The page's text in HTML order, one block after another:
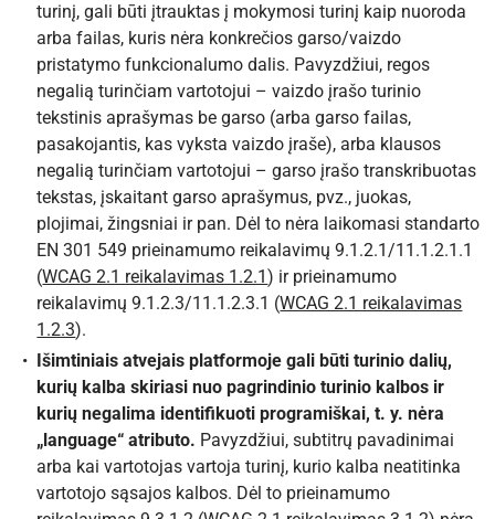
turinį, gali būti įtrauktas į mokymosi turinį kaip nuoroda
arba failas, kuris nėra konkrečios garso/vaizdo
pristatymo funkcionalumo dalis. Pavyzdžiui, regos
negalią turinčiam vartotojui – vaizdo įrašo turinio
tekstinis aprašymas be garso (arba garso failas,
pasakojantis, kas vyksta vaizdo įraše), arba klausos
negalią turinčiam vartotojui – garso įrašo transkribuotas
tekstas, įskaitant garso aprašymus, pvz., juokas,
plojimai, žingsniai ir pan. Dėl to nėra laikomasi standarto
EN 301 549 prieinamumo reikalavimų 9.1.2.1/11.1.2.1.1
(WCAG 2.1 reikalavimas 1.2.1) ir prieinamumo
reikalavimų 9.1.2.3/11.1.2.3.1 (WCAG 2.1 reikalavimas
1.2.3).
Išimtiniais atvejais platformoje gali būti turinio dalių,
kurių kalba skiriasi nuo pagrindinio turinio kalbos ir
kurių negalima identifikuoti programiškai, t. y. nėra
„language“ atributo. Pavyzdžiui, subtitrų pavadinimai
arba kai vartotojas vartoja turinį, kurio kalba neatitinka
vartotojo sąsajos kalbos. Dėl to prieinamumo